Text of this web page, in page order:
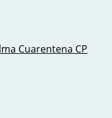
Cuarentena CP